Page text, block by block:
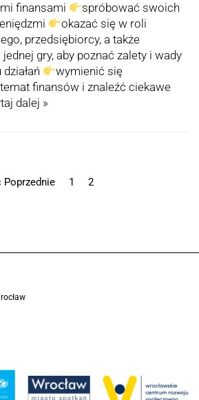
finansami
spróbować swoich
okazać się w roli
przedsiębiorcy, a także
gry, aby poznać zalety i wady
wymienić się
finansów i znaleźć ciekawe
dalej »
Poprzednie 1 2